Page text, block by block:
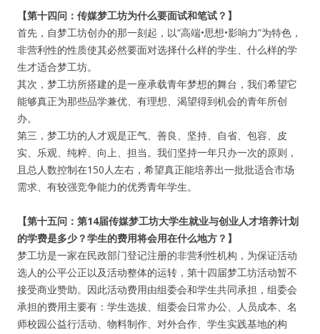
【第十四问：传媒梦工坊为什么要面试和笔试？】
首先，自梦工坊创办的那一刻起，以“高端•思想•影响力”为特色，
非营利性的性质使其必然要面对选择什么样的学生、什么样的学
生才适合梦工坊。
其次，梦工坊所搭建的是一座承载青年梦想的舞台，我们希望它
能够真正为那些品学兼优、有理想、渴望得到机会的青年所创
办。
第三，梦工坊的人才观是正气、善良、坚持、自省、包容、皮
实、乐观、纯粹、向上、担当。我们坚持一年只办一次的原则，
且总人数控制在150人左右，希望真正能培养出一批批适合市场
需求、有较强竞争能力的优秀青年学生。
【第十五问：第14届传媒梦工坊大学生就业与创业人才培养计划
的学费是多少？学生的费用将会用在什么地方？】
梦工坊是一家在民政部门登记注册的非营利性机构，为保证活动
选人的公平公正以及活动整体的运转，第十四届梦工坊活动暂不
接受商业赞助。因此活动费用由组委会和学生共同承担，组委会
承担的费用主要有：学生选拔、组委会日常办公、人员成本、名
师校园公益行活动、物料制作、对外合作、学生实践基地的构